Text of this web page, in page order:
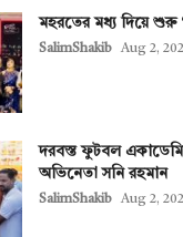
মহরতের মধ্য দিয়ে শুরু
SalimShakib Aug 2,
দরবস্ত ফুটবল
অভিনেতা সনি রহমান
SalimShakib Aug 2,